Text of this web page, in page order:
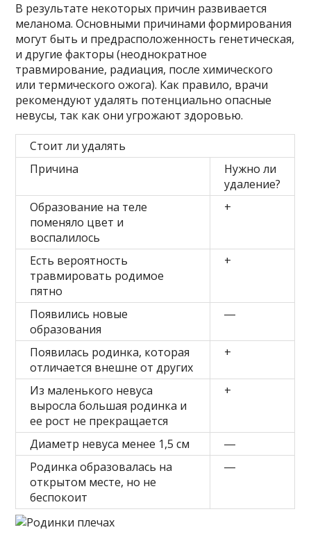
В результате некоторых причин развивается
меланома. Основными причинами формирования
могут быть и предрасположенность генетическая,
и другие факторы (неоднократное
травмирование, радиация, после химического
или термического ожога). Как правило, врачи
рекомендуют удалять потенциально опасные
невусы, так как они угрожают здоровью.
Стоит ли удалять
Причина
Нужно ли
удаление?
Образование на теле
поменяло цвет и
воспалилось
+
Есть вероятность
травмировать родимое
пятно
+
Появились новые
образования
―
Появилась родинка, которая
отличается внешне от других
+
Из маленького невуса
выросла большая родинка и
ее рост не прекращается
+
Диаметр невуса менее 1,5 см
―
Родинка образовалась на
открытом месте, но не
беспокоит
―